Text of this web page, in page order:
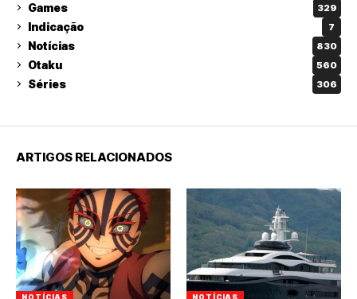
Games 329
Indicação 7
Notícias 830
Otaku 560
Séries 306
ARTIGOS RELACIONADOS
NOTÍCIAS NOTÍCIAS